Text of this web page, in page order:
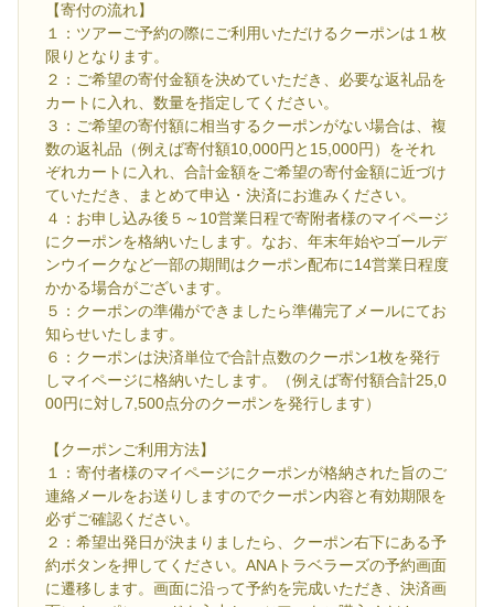
【寄付の流れ】
１：ツアーご予約の際にご利用いただけるクーポンは１枚
限りとなります。
２：ご希望の寄付金額を決めていただき、必要な返礼品を
カートに入れ、数量を指定してください。
３：ご希望の寄付額に相当するクーポンがない場合は、複
数の返礼品（例えば寄付額10,000円と15,000円）をそれ
ぞれカートに入れ、合計金額をご希望の寄付金額に近づけ
ていただき、まとめて申込・決済にお進みください。
４：お申し込み後５～10営業日程で寄附者様のマイページ
にクーポンを格納いたします。なお、年末年始やゴールデ
ンウイークなど一部の期間はクーポン配布に14営業日程度
かかる場合がございます。
５：クーポンの準備ができましたら準備完了メールにてお
知らせいたします。
６：クーポンは決済単位で合計点数のクーポン1枚を発行
しマイページに格納いたします。（例えば寄付額合計25,0
00円に対し7,500点分のクーポンを発行します）
【クーポンご利用方法】
１：寄付者様のマイページにクーポンが格納された旨のご
連絡メールをお送りしますのでクーポン内容と有効期限を
必ずご確認ください。
２：希望出発日が決まりましたら、クーポン右下にある予
約ボタンを押してください。ANAトラベラーズの予約画面
に遷移します。画面に沿って予約を完成いただき、決済画